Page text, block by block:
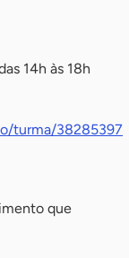
14h às 18h
turma/38285397
que